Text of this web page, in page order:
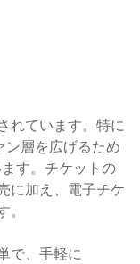
れています。特に
層を広げるため
す。チケットの
に加え、電子チケ
で、手軽に